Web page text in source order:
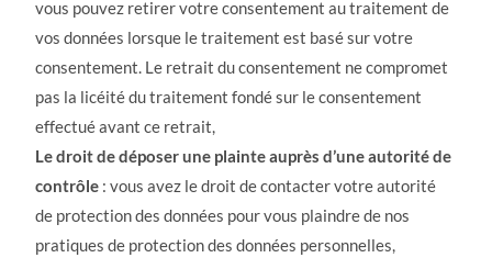
vous pouvez retirer votre consentement au traitement de
vos données lorsque le traitement est basé sur votre
consentement. Le retrait du consentement ne compromet
pas la licéité du traitement fondé sur le consentement
effectué avant ce retrait,
Le droit de déposer une plainte auprès d’une autorité de
contrôle : vous avez le droit de contacter votre autorité
de protection des données pour vous plaindre de nos
pratiques de protection des données personnelles,